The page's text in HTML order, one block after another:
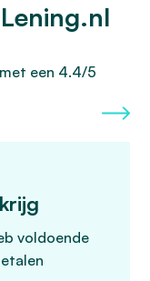
een 4.4/5
voldoende